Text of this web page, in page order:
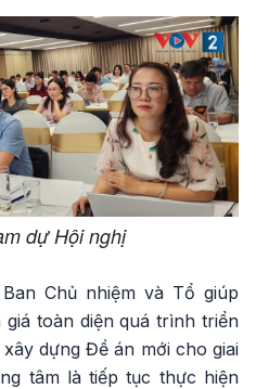
dự Hội nghị
Chủ nhiệm và Tổ giúp
toàn diện quá trình triển
dựng Đề án mới cho giai
tâm là tiếp tục thực hiện